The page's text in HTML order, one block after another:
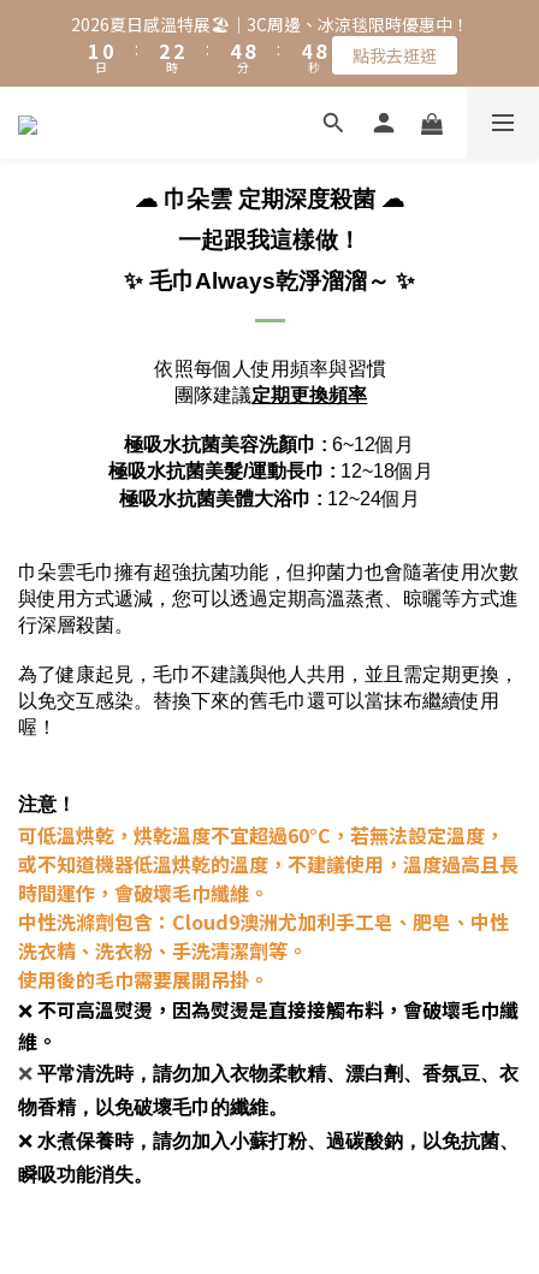
2026夏日感溫特展🏖️｜3C周邊、冰涼毯限時優惠中！
2
1
0
1
0
日
:
3
2
1
3
2
1
時
:
5
4
3
9
8
7
3
2
1
分
:
5
4
3
9
8
7
5
3
2
1
0
秒 點我去逛逛
☁ 巾朵雲 定期深度殺菌 ☁
一起跟我這樣做！
✨ 毛巾Always乾淨溜溜～ ✨
依照每個人使用頻率與習慣
團隊建議定期更換頻率
極吸水抗菌美容洗顏巾 : 6~12個月
極吸水抗菌美髮/運動長巾 : 12~18個月
極吸水抗菌美體大浴巾 : 12~24個月
巾朵雲毛巾擁有超強抗菌功能，但抑菌力也會隨著使用次數
與使用方式遞減，您可以透過定期高溫蒸煮、晾曬等方式進
行深層殺菌。
為了健康起見，毛巾不建議與他人共用，並且需定期更換，
以免交互感染。替換下來的舊毛巾還可以當抹布繼續使用
喔！
注意！
可低溫烘乾，烘乾溫度不宜超過60°C，若無法設定溫度，
或不知道機器低溫烘乾的溫度，不建議使用，溫度過高且長
時間運作，會破壞毛巾纖維。
中性洗滌劑包含：Cloud9澳洲尤加利手工皂、肥皂、中性
洗衣精、洗衣粉、手洗清潔劑等。
使用後的毛巾需要展開吊掛。
❌不可高溫熨燙，因為熨燙是直接接觸布料，會破壞毛巾纖
維。
❌ 平常清洗時，請勿加入衣物柔軟精、漂白劑、香氛豆、衣
物香精，以免破壞毛巾的纖維。
❌ 水煮保養時，請勿加入小蘇打粉、過碳酸鈉，以免抗菌、
瞬吸功能消失。